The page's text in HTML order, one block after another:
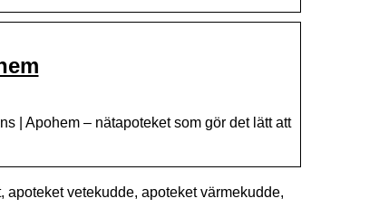
| Apohem – nätapoteket som gör det lätt att
vetekudde, apoteket värmekudde,